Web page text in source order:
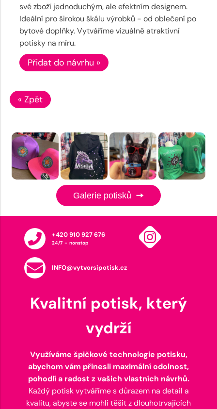
své zboží jednoduchým, ale efektním designem.
Ideální pro širokou škálu výrobků - od oblečení po
bytové doplňky. Vytváříme vizuálně atraktivní
potisky na míru.
Přidat do návrhu »
« Zpět
Galerie potisků
+420 910 927 676
24/7 - nonstop
INFO@vytvorsipotisk.cz
Kvalitní potisk, který
vydrží
Využíváme špičkové technologie potisku,
abychom vám přinesli maximální odolnost,
pohodlí a radost z vašich vlastních návrhů.
Každý potisk vytváříme s důrazem na detail a
kvalitu, abyste se mohli těšit z dlouhotrvajících